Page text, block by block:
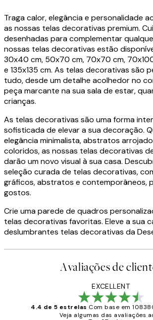
Traga calor, elegância e personalidade
as nossas telas decorativas premium.
desenhadas para complementar
nossas telas decorativas estão
30x40 cm, 50x70 cm, 70x70 cm,
e 135x135 cm. As telas decorativas são
tudo, desde um detalhe acolhedor no
peça marcante na sua sala de estar,
crianças.
As telas decorativas são uma forma
sofisticada de elevar a sua decoração.
elegância minimalista, abstratos
coloridos, as nossas telas decorativas
darão um novo visual à sua casa.
seleção curada de telas decorativas,
gráficos, abstratos e contemporâneos,
gostos.
Crie uma parede de quadros
telas decorativas favoritas. Eleve a sua
deslumbrantes telas decorativas da
Avaliações de
EXCELLENT
4.4 de 5 estrelas Com base em
Veja algumas das avaliações